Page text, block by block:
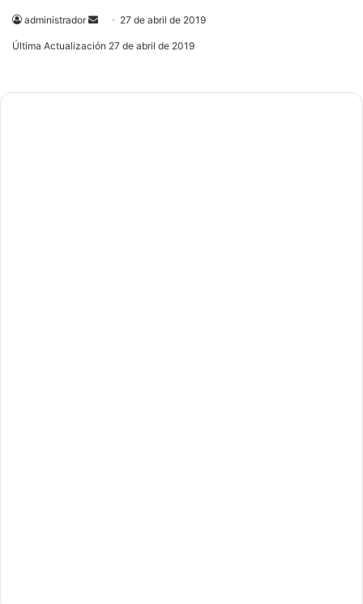
administrador
Send
an
27 de abril de 2019
Última Actualización 27 de abril de 2019